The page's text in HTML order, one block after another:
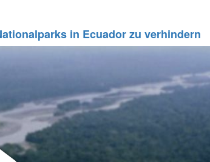
in Ecuador zu verhindern